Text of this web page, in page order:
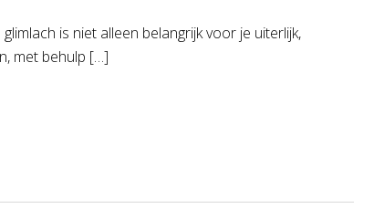
is niet alleen belangrijk voor je uiterlijk,
met behulp […]